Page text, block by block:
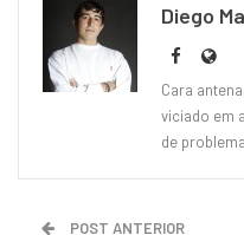
Diego
Cara
viciado em
de
POST ANTERIOR